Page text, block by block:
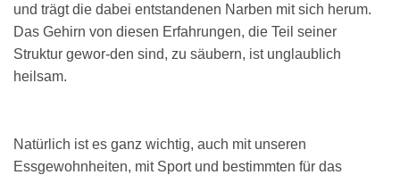
und trägt die dabei entstandenen Narben mit sich herum.
Das Gehirn von diesen Erfahrungen, die Teil seiner
Struktur gewor-den sind, zu säubern, ist unglaublich
heilsam.
Natürlich ist es ganz wichtig, auch mit unseren
Essgewohnheiten, mit Sport und bestimmten für das